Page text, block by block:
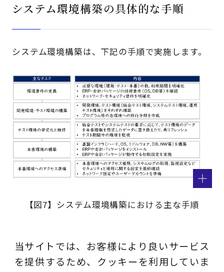
システム環境構築の具体的な手順
システム環境構築は、下記の手順で実施します。
【図7】システム環境構築における主な手順
当サイトでは、お客様により良いサービス
を提供するため、クッキーを利用していま